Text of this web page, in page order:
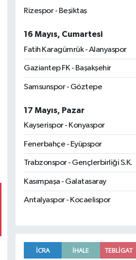
Rizespor - Beşiktaş
16 Mayıs, Cumartesi
Fatih Karagümrük - Alanyaspor
Gaziantep FK - Başakşehir
Samsunspor - Göztepe
17 Mayıs, Pazar
Kayserispor - Konyaspor
Fenerbahçe - Eyüpspor
Trabzonspor - Gençlerbirliği S.K.
Kasımpaşa - Galatasaray
Antalyaspor - Kocaelispor